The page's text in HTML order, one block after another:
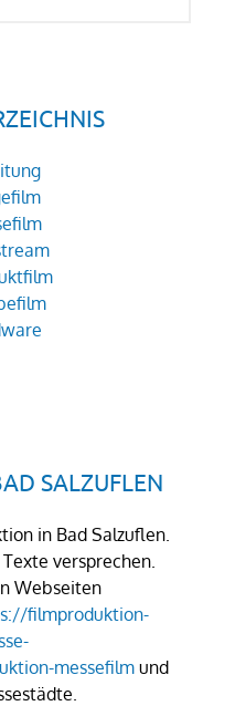
SALZUFLEN
in Bad Salzuflen.
versprechen.
Webseiten
filmproduktion-
messefilm und